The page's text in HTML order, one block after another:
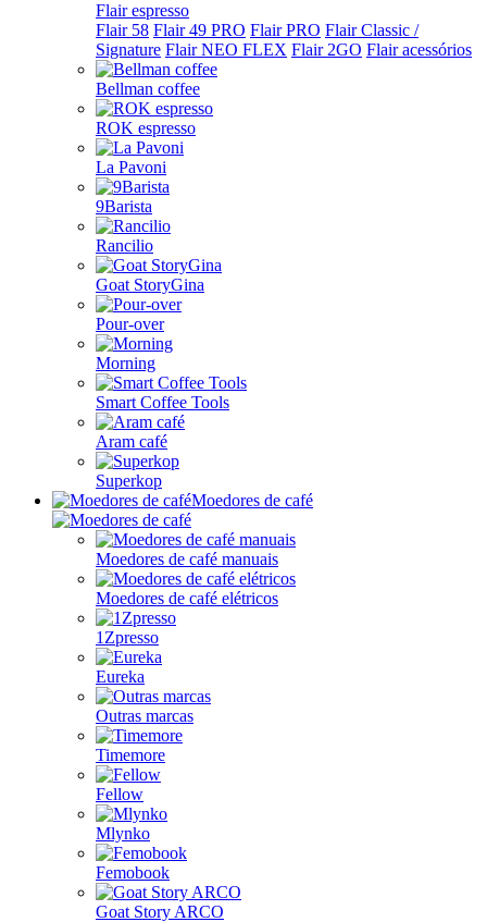
Flair espresso
Flair 58 Flair 49 PRO Flair PRO Flair Classic /
Signature Flair NEO FLEX Flair 2GO Flair acessórios
Bellman coffee
ROK espresso
La Pavoni
9Barista
Rancilio
Goat StoryGina
Pour-over
Morning
Smart Coffee Tools
Aram café
Superkop
Moedores de café
Moedores de café manuais
Moedores de café elétricos
1Zpresso
Eureka
Outras marcas
Timemore
Fellow
Mlynko
Femobook
Goat Story ARCO